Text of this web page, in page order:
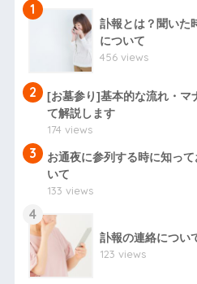
1
訃報とは？聞いた
について
456 views
2
[お墓参り]基本的な流れ・マ
て解説します
174 views
3
お通夜に参列する時に知っ
いて
133 views
4
訃報の連絡につい
123 views